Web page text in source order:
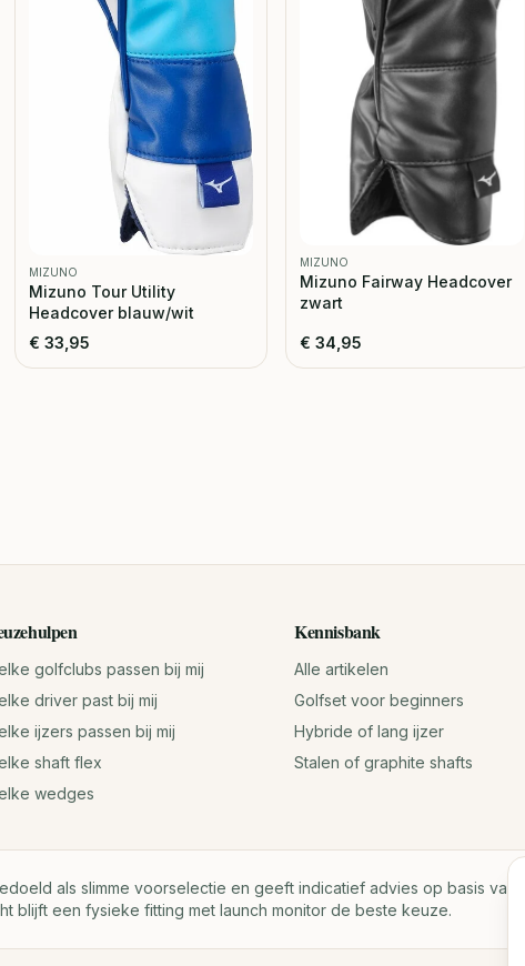
MIZUNO
Mizuno Tour Utility
Headcover blauw/wit
€ 33,95
MIZUNO
Mizuno Fairway Headcover
zwart
€ 34,95
golfclubs passen bij mij
driver past bij mij
ijzers passen bij mij
shaft flex
wedges
Kennisbank
Alle artikelen
Golfset voor beginners
Hybride of lang ijzer
Stalen of graphite shafts
als slimme voorselectie en geeft indicatief advies op basis
blijft een fysieke fitting met launch monitor de beste keuze.